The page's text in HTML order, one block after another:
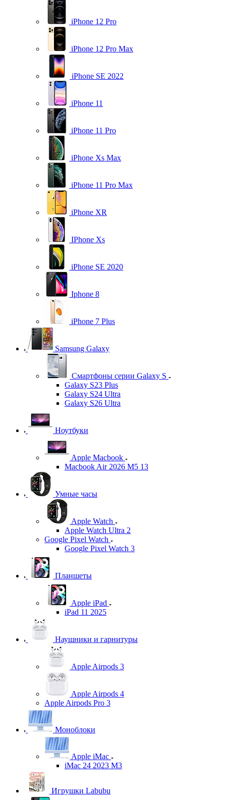
iPhone 12 Pro
iPhone 12 Pro Max
iPhone SE 2022
iPhone 11
iPhone 11 Pro
iPhone Xs Max
iPhone 11 Pro Max
iPhone XR
IPhone Xs
iPhone SE 2020
Iphone 8
iPhone 7 Plus
Samsung Galaxy
Смартфоны серии Galaxy S
Galaxy S23 Plus
Galaxy S24 Ultra
Galaxy S26 Ultra
Ноутбуки
Apple Macbook
Macbook Air 2026 M5 13
Умные часы
Apple Watch
Apple Watch Ultra 2
Google Pixel Watch
Google Pixel Watch 3
Планшеты
Apple iPad
iPad 11 2025
Наушники и гарнитуры
Apple Airpods 3
Apple Airpods 4
Apple Airpods Pro 3
Моноблоки
Apple iMac
iMac 24 2023 M3
Игрушки Labubu